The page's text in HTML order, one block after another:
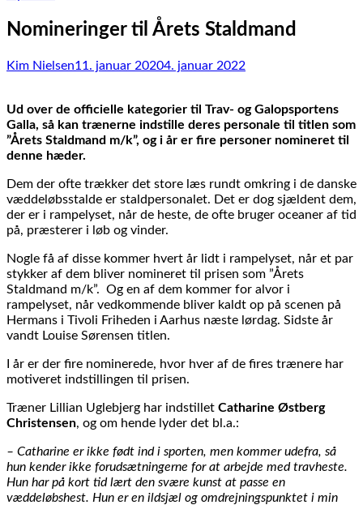
Nomineringer til Årets Staldmand
Kim Nielsen11. januar 20204. januar 2022
Ud over de officielle kategorier til Trav- og Galopsportens
Galla, så kan trænerne indstille deres personale til titlen som
”Årets Staldmand m/k”, og i år er fire personer nomineret til
denne hæder.
Dem der ofte trækker det store læs rundt omkring i de danske
væddeløbsstalde er staldpersonalet. Det er dog sjældent dem,
der er i rampelyset, når de heste, de ofte bruger oceaner af tid
på, præsterer i løb og vinder.
Nogle få af disse kommer hvert år lidt i rampelyset, når et par
stykker af dem bliver nomineret til prisen som ”Årets
Staldmand m/k”. Og en af dem kommer for alvor i
rampelyset, når vedkommende bliver kaldt op på scenen på
Hermans i Tivoli Friheden i Aarhus næste lørdag. Sidste år
vandt Louise Sørensen titlen.
I år er der fire nominerede, hvor hver af de fires trænere har
motiveret indstillingen til prisen.
Træner Lillian Uglebjerg har indstillet Catharine Østberg
Christensen, og om hende lyder det bl.a.:
– Catharine er ikke født ind i sporten, men kommer udefra, så
hun kender ikke forudsætningerne for at arbejde med travheste.
Hun har på kort tid lært den svære kunst at passe en
væddeløbshest. Hun er en ildsjæl og omdrejningspunktet i min